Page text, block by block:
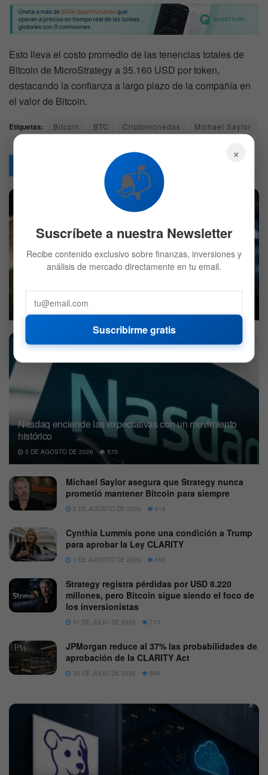
Esto lleva el costo promedio de las tenencias totales de
Bitcoin de MicroStrategy a 35.160 USD por token,
destacando la confianza a largo plazo de la compañía en
el valor de Bitcoin.
Etiquetas: Bitcoin BTC Criptomonedas Michael Saylor
Relacionados
5 DE AGOSTO DE 2026
Nasdaq enciende las expectativas con un movimiento
histórico
5 DE AGOSTO DE 2026 570
Michael Saylor asegura que Strategy nunca
prometió mantener Bitcoin para siempre
2 DE AGOSTO DE 2026 616
Cynthia Lummis pone una condición a Trump
para aprobar la Ley CLARITY
1 DE AGOSTO DE 2026 655
Strategy registra pérdidas por USD 8.220
millones, pero Bitcoin sigue siendo el foco de
los inversionistas
31 DE JULIO DE 2026 713
JPMorgan reduce al 37% las probabilidades de
aprobación de la CLARITY Act
30 DE JULIO DE 2026 656
×
📬
Suscríbete a nuestra Newsletter
Recibe contenido exclusivo sobre finanzas, inversiones y
análisis de mercado directamente en tu email.
Suscribirme gratis